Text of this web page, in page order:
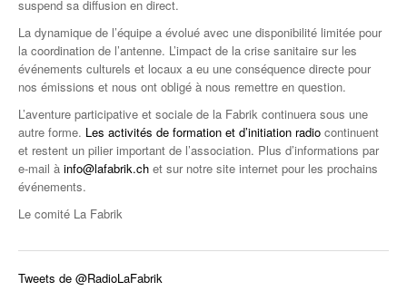
suspend sa diffusion en direct.
La dynamique de l’équipe a évolué avec une disponibilité limitée pour
la coordination de l’antenne. L’impact de la crise sanitaire sur les
événements culturels et locaux a eu une conséquence directe pour
nos émissions et nous ont obligé à nous remettre en question.
L’aventure participative et sociale de la Fabrik continuera sous une
autre forme. Les activités de formation et d’initiation radio continuent
et restent un pilier important de l’association. Plus d’informations par
e-mail à info@lafabrik.ch et sur notre site internet pour les prochains
événements.
Le comité La Fabrik
Tweets de @RadioLaFabrik